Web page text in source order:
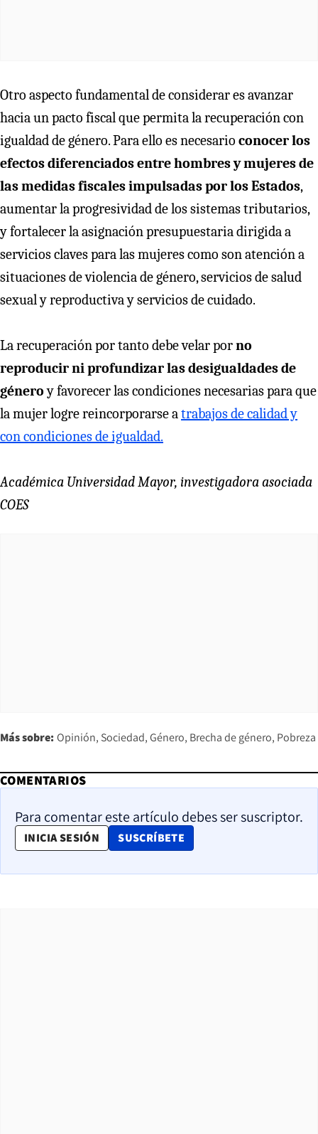
Otro aspecto fundamental de considerar es avanzar
hacia un pacto fiscal que permita la recuperación con
igualdad de género. Para ello es necesario conocer los
efectos diferenciados entre hombres y mujeres de
las medidas fiscales impulsadas por los Estados,
aumentar la progresividad de los sistemas tributarios,
y fortalecer la asignación presupuestaria dirigida a
servicios claves para las mujeres como son atención a
situaciones de violencia de género, servicios de salud
sexual y reproductiva y servicios de cuidado.
La recuperación por tanto debe velar porno
reproducir ni profundizar las desigualdades de
géneroy favorecer las condiciones necesarias para que
la mujer logre reincorporarse atrabajos de calidad y
con condiciones de igualdad.
Académica Universidad Mayor, investigadora asociada
COES
Más sobre: Opinión Sociedad Género Brecha de género Pobreza
COMENTARIOS
Para comentar este artículo debes ser suscriptor.
INICIA SESIÓN SUSCRÍBETE
OPENS IN NEW WINDOW